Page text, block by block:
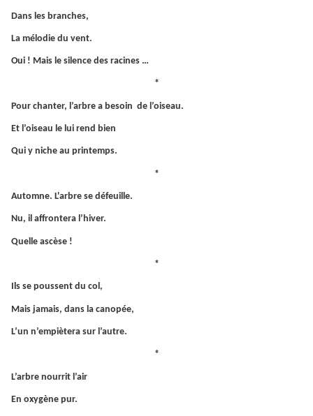
Dans les branches,
La mélodie du vent.
Oui ! Mais le silence des racines …
*
Pour chanter, l’arbre a besoin de l’oiseau.
Et l’oiseau le lui rend bien
Qui y niche au printemps.
*
Automne. L'arbre se défeuille.
Nu, il affrontera l’hiver.
Quelle ascèse !
*
Ils se poussent du col,
Mais jamais, dans la canopée,
L’un n’empiètera sur l’autre.
*
L’arbre nourrit l’air
En oxygène pur.